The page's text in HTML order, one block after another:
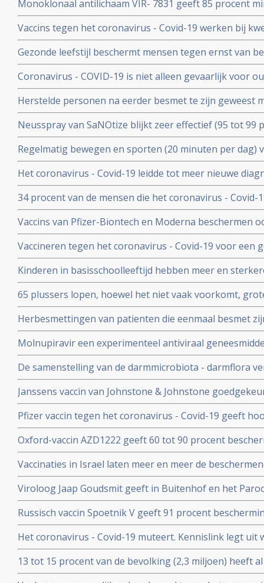
behoeden voor overlijden
Monoklonaal antilichaam VIR- 7831 geeft 85 procent
overlijden bij patienten met het coronavirus - COVID-
vergelijking met placebo
Vaccins tegen het coronavirus - Covid-19 werken bij
kankerpatienten onvoldoende blijkt uit groot
Gezonde leefstijl beschermt mensen tegen ernst van
- Covid-19. Blijkt uit groot Engels bevolkingsonderzoek
Coronavirus - COVID-19 is niet alleen gevaarlijk voor
volwassenen van middelbare leeftijd blijkt uit grote
Herstelde personen na eerder besmet te zijn geweest
waren niet besmettelijk voor anderen blijkt uit
professionele basketballers en personeel.
Neusspray van SaNOtize blijkt zeer effectief (95 tot 99
met het coronavirus - Covid-19 zowel bij lichte als
Regelmatig bewegen en sporten (20 minuten per
en leidt tot minder ziekenhuisopnames en sterfte door
Het coronavirus - Covid-19 leidde tot meer nieuwe
uitzaaiingen dan gebruikelijk. Ook werden
uitgesteld en onderbroken
34 procent van de mensen die het coronavirus -
problemen en werd een neurologische of
Vaccins van Pfizer-Biontech en Moderna beschermen
coronavirus aan anderen. Wie is gevaccineerd blijkt
anderen over te dragen
Vaccineren tegen het coronavirus - Covid-19 voor een
patienten en kan duizenden sterfgevallen
studie.
Kinderen in basisschoolleeftijd hebben meer en
besmet te zijn geweest met het coronavirus - Covid-19
65 plussers lopen, hoewel het niet vaak voorkomt,
besmetting met het coronavirus - Covid-19 dan
Herbesmettingen van patienten die eenmaal besmet
- Covid-19 komen zelden voor blijkt uit nieuwe
Molnupiravir een experimenteel antiviraal
virussen, waaronder coronavirussen en specifiek
coronavirus verdwenen bij alle deelnemende patienten.
De samenstelling van de darmmicrobiota - darmflora
COVID-19, vooral de functies in het darmmicrobioom
immuunreacties beinvloeden de ernst van de ziekte
Janssens vaccin van Johnstone & Johnstone
vaccin tegen het coronavirus.
Pfizer vaccin tegen het coronavirus - Covid-19 geeft
met 90 procent effectiviteit, maar er zijn nog veel
Oxford-vaccin AZD1222 geeft 60 tot 90 procent
Covid-19 zegt producent Astrazeneca in een
Vaccinaties in Israel laten meer en meer de
een maand meer jongeren opgenomen dan ouderen in
Viroloog Jaap Goudsmit geeft in Buitenhof en het
snel van de maatregelen afkomen. Vaccineer alle 60
Russisch vaccin Spoetnik V geeft 91 procent
procent bescherming tegen ernstig ziek worden. Blijkt
tussenresultaten
Het coronavirus - Covid-19 muteert. Kennislink legt uit
vaccins bv.
13 tot 15 procent van de bevolking (2,3 miljoen) heeft
coronavirus aangemaakt en hebben al langdurende